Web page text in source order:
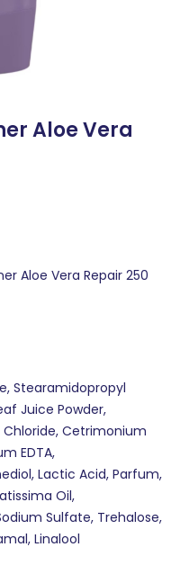
Aloe Vera
Aloe Vera Repair 250
Stearamidopropyl
Juice Powder,
Cetrimonium
EDTA,
Lactic Acid, Parfum,
Oil,
Sulfate, Trehalose,
Linalool